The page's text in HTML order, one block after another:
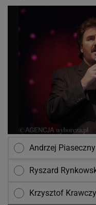
Andrzej Piaseczny
Ryszard
Krzysztof